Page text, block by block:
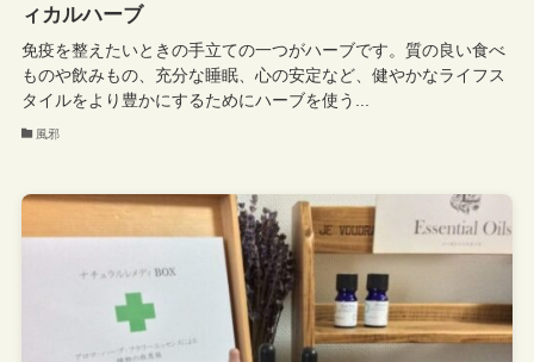
ィカルハーブ
免疫を整えたいときの手立ての一つがハーブです。質の良い食べ
ものや飲みもの、充分な睡眠、心の安定など、健やかなライフス
タイルをより豊かにするためにハーブを使う...
風邪